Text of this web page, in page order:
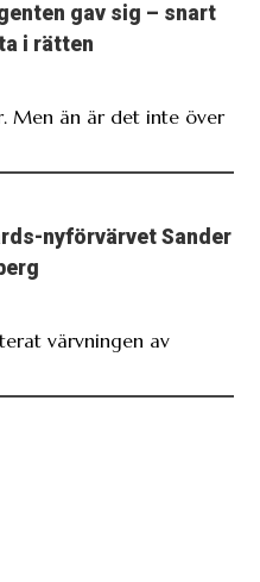
gav sig – snart
i rätten
Men än är det inte över
nyförvärvet Sander
värvningen av